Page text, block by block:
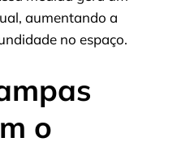
aumentando a
no espaço.
o